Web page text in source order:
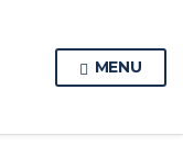
MENU